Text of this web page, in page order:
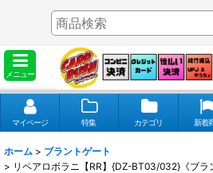
メニュー
マイページ 特集 カテゴリ 新着
ホーム > ブラントゲート
> リペアロボラニ【RR】{DZ-BT03/032}《ブラ